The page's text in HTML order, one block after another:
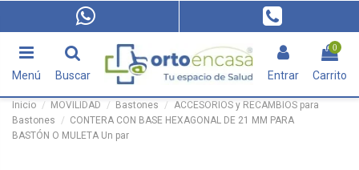
Menú Buscar Entrar
0
Carrito
Inicio MOVILIDAD Bastones
ACCESORIOS y RECAMBIOS para
Bastones
CONTERA CON BASE HEXAGONAL DE 21 MM PARA
BASTÓN O MULETA Un par